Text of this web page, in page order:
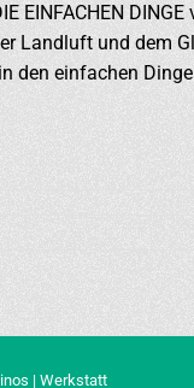
EINFACHEN
Landluft und dem
den einfachen
| Werkstatt